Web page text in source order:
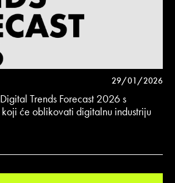
29/01/2026
Trends Forecast 2026 s
će oblikovati digitalnu industriju